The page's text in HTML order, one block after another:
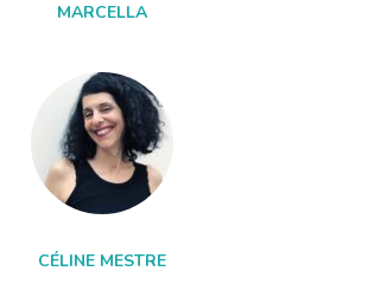
MARCELLA
CÉLINE MESTRE